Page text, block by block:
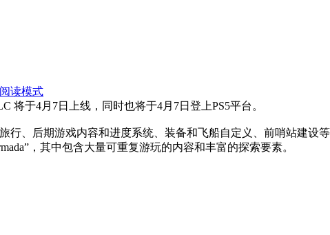
阅读模式
将于4月7日上线，同时也将于4月7日登上PS5平台。
行、后期游戏内容和进度系统、装备和飞船自定义、前哨站建设
，其中包含大量可重复游玩的内容和丰富的探索要素。